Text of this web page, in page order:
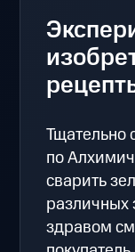
Тщательно
по
сварить
различных
здравом